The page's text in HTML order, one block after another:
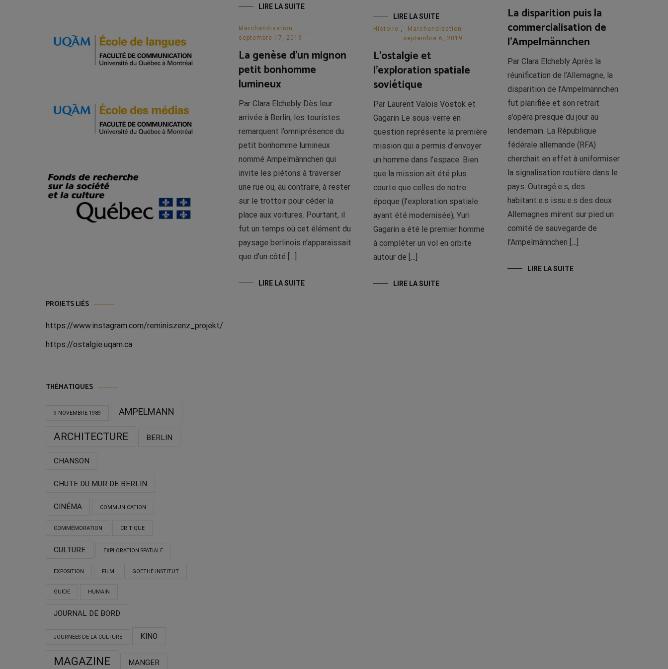
LIRE LA SUITE
LIRE LA SUITE
La disparition puis la
commercialisation de
l’Ampelmännchen
Par Clara Elchebly Après la
réunification de l’Allemagne, la
disparition de l’Ampelmännchen
fut planifiée et son retrait
s’opéra presque du jour au
lendemain. La République
fédérale allemande (RFA)
cherchait en effet à uniformiser
la signalisation routière dans le
pays. Outragé.e.s, des
habitant.e.s issu.e.s des deux
Allemagnes mirent sur pied un
comité de sauvegarde de
l’Ampelmännchen […]
LIRE LA SUITE
Marchandisation
septembre 17, 2019
La genèse d’un mignon
petit bonhomme
lumineux
Par Clara Elchebly Dès leur
arrivée à Berlin, les touristes
remarquent l’omniprésence du
petit bonhomme lumineux
nommé Ampelmännchen qui
invite les piétons à traverser
une rue ou, au contraire, à rester
sur le trottoir pour céder la
place aux voitures. Pourtant, il
fut un temps où cet élément du
paysage berlinois n’apparaissait
que d’un côté […]
LIRE LA SUITE
Histoire ,
Marchandisation
septembre 6, 2019
L’ostalgie et
l’exploration spatiale
soviétique
Par Laurent Valois Vostok et
Gagarin Le sous-verre en
question représente la première
mission qui a permis d’envoyer
un homme dans l’espace. Bien
que la mission ait été plus
courte que celles de notre
époque (l’exploration spatiale
ayant été modernisée), Yuri
Gagarin a été le premier homme
à compléter un vol en orbite
autour de […]
LIRE LA SUITE
PROJETS LIÉS
https://www.instagram.com/reminiszenz_projekt/
https://ostalgie.uqam.ca
THÉMATIQUES
9 NOVEMBRE 1989 AMPELMANN
ARCHITECTURE BERLIN
CHANSON
CHUTE DU MUR DE BERLIN
CINÉMA COMMUNICATION
COMMÉMORATION CRITIQUE
CULTURE EXPLORATION SPATIALE
EXPOSITION FILM GOETHE INSTITUT
GUIDE HUMAIN
JOURNAL DE BORD
JOURNÉES DE LA CULTURE KINO
MAGAZINE MANGER